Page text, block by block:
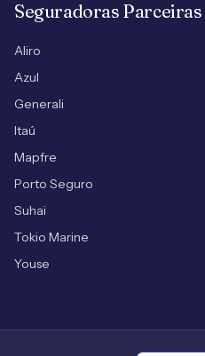
Seguradoras Parceiras
Aliro
Azul
Generali
Itaú
Mapfre
Porto Seguro
Suhai
Tokio Marine
Youse